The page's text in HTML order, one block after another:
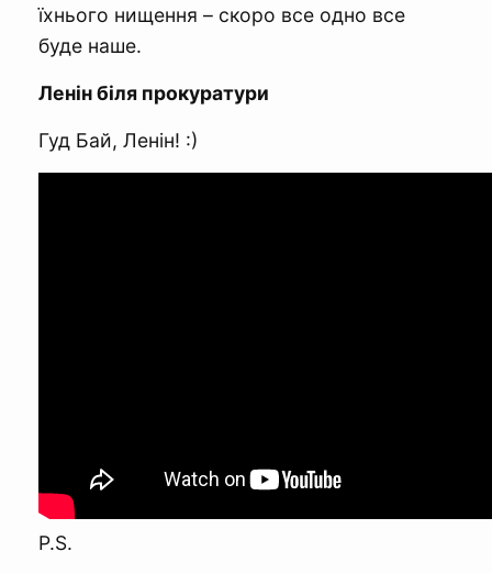
їхнього нищення – скоро все одно все
буде наше.
Ленін біля прокуратури
Гуд Бай, Ленін! :)
P.S.